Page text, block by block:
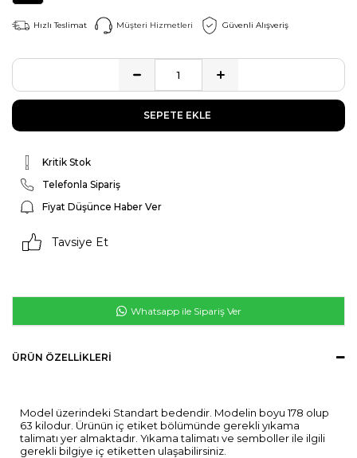
Hızlı Teslimat Müşteri Hizmetleri Güvenli Alışveriş
Kritik Stok
Telefonla Sipariş
Fiyat Düşünce Haber Ver
Tavsiye Et
Whatsapp ile Sipariş Ver
ÜRÜN ÖZELLIKLERI
Model üzerindeki Standart bedendir. Modelin boyu 178 olup
63 kilodur. Ürünün iç etiket bölümünde gerekli yıkama
talimatı yer almaktadır. Yıkama talimatı ve semboller ile ilgili
gerekli bilgiye iç etiketten ulaşabilirsiniz.